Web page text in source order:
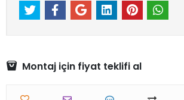
Montaj için fiyat teklifi al